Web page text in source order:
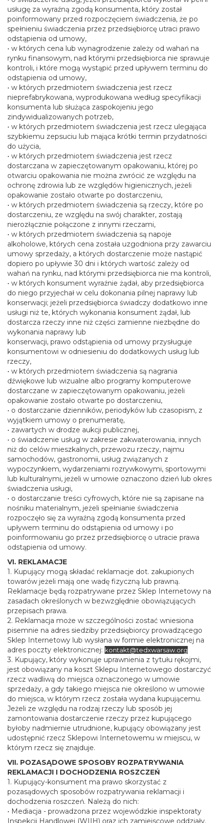
usługę za wyraźną zgodą konsumenta, który został
poinformowany przed rozpoczęciem świadczenia, że po
spełnieniu świadczenia przez przedsiębiorcę utraci prawo
odstąpienia od umowy,
• w których cena lub wynagrodzenie zależy od wahań na
rynku finansowym, nad którymi przedsiębiorca nie sprawuje
kontroli, i które mogą wystąpić przed upływem terminu do
odstąpienia od umowy,
• w których przedmiotem świadczenia jest rzecz
nieprefabrykowana, wyprodukowana według specyfikacji
konsumenta lub służąca zaspokojeniu jego
zindywidualizowanych potrzeb,
• w których przedmiotem świadczenia jest rzecz ulegająca
szybkiemu zepsuciu lub mająca krótki termin przydatności
do użycia,
• w których przedmiotem świadczenia jest rzecz
dostarczana w zapieczętowanym opakowaniu, której po
otwarciu opakowania nie można zwrócić ze względu na
ochronę zdrowia lub ze względów higienicznych, jeżeli
opakowanie zostało otwarte po dostarczeniu,
• w których przedmiotem świadczenia są rzeczy, które po
dostarczeniu, ze względu na swój charakter, zostają
nierozłącznie połączone z innymi rzeczami,
• w których przedmiotem świadczenia są napoje
alkoholowe, których cena została uzgodniona przy zawarciu
umowy sprzedaży, a których dostarczenie może nastąpić
dopiero po upływie 30 dni i których wartość zależy od
wahań na rynku, nad którymi przedsiębiorca nie ma kontroli,
• w których konsument wyraźnie żądał, aby przedsiębiorca
do niego przyjechał w celu dokonania pilnej naprawy lub
konserwacji; jeżeli przedsiębiorca świadczy dodatkowo inne
usługi niż te, których wykonania konsument żądał, lub
dostarcza rzeczy inne niż części zamienne niezbędne do
wykonania naprawy lub
konserwacji, prawo odstąpienia od umowy przysługuje
konsumentowi w odniesieniu do dodatkowych usług lub
rzeczy,
• w których przedmiotem świadczenia są nagrania
dźwiękowe lub wizualne albo programy komputerowe
dostarczane w zapieczętowanym opakowaniu, jeżeli
opakowanie zostało otwarte po dostarczeniu,
• o dostarczanie dzienników, periodyków lub czasopism, z
wyjątkiem umowy o prenumeratę,
• zawartych w drodze aukcji publicznej,
• o świadczenie usług w zakresie zakwaterowania, innych
niż do celów mieszkalnych, przewozu rzeczy, najmu
samochodów, gastronomii, usług związanych z
wypoczynkiem, wydarzeniami rozrywkowymi, sportowymi
lub kulturalnymi, jeżeli w umowie oznaczono dzień lub okres
świadczenia usługi,
• o dostarczanie treści cyfrowych, które nie są zapisane na
nośniku materialnym, jeżeli spełnianie świadczenia
rozpoczęło się za wyraźną zgodą konsumenta przed
upływem terminu do odstąpienia od umowy i po
poinformowaniu go przez przedsiębiorcę o utracie prawa
odstąpienia od umowy.
VI. REKLAMACJE
1. Kupujący mogą składać reklamacje dot. zakupionych
towarów jeżeli mają one wadę fizyczną lub prawną.
Reklamacje będą rozpatrywane przez Sklep Internetowy na
zasadach określonych w bezwzględnie obowiązujących
przepisach prawa.
2. Reklamacja może w szczególności zostać wniesiona
pisemnie na adres siedziby przedsiębiorcy prowadzącego
Sklep Internetowy lub wysłana w formie elektronicznej na
adres poczty elektronicznej: kontakt@tedxwarsaw.org
3. Kupujący, który wykonuje uprawnienia z tytułu rękojmi,
jest obowiązany na koszt Sklepu Internetowego dostarczyć
rzecz wadliwą do miejsca oznaczonego w umowie
sprzedaży, a gdy takiego miejsca nie określono w umowie
do miejsca, w którym rzecz została wydana kupującemu.
Jeżeli ze względu na rodzaj rzeczy lub sposób jej
zamontowania dostarczenie rzeczy przez kupującego
byłoby nadmiernie utrudnione, kupujący obowiązany jest
udostępnić rzecz Sklepowi Internetowemu w miejscu, w
którym rzecz się znajduje.
VII. POZASĄDOWE SPOSOBY ROZPATRYWANIA
REKLAMACJI I DOCHODZENIA ROSZCZEŃ
1. Kupujący-konsument ma prawo skorzystać z
pozasądowych sposobów rozpatrywania reklamacji i
dochodzenia roszczeń. Należą do nich:
• Mediacja - prowadzona przez wojewódzkie inspektoraty
Inspekcji Handlowej (WIIH) oraz ich zamiejscowe oddziały.